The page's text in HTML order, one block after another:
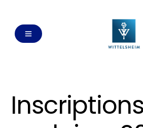
Inscriptions